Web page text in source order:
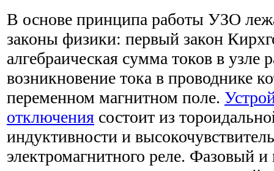
В основе принципа работы УЗО
законы физики: первый закон
алгебраическая сумма токов в узле
возникновение тока в проводнике
переменном магнитном поле.
отключения состоит из
индуктивности и
электромагнитного реле. Фазовый